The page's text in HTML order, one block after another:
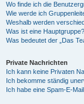
Wo finde ich die
Wie werde ich
Weshalb werden
Was ist eine Hauptgruppe?
Was bedeutet der „Das
Private Nachrichten
Ich kann keine Privaten
Ich bekomme ständig
Ich habe eine Spam-E-